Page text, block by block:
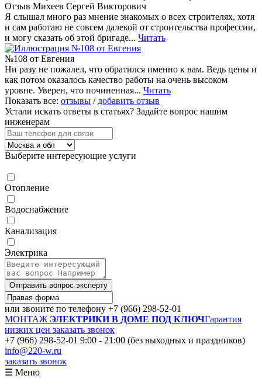
Отзыв Михеев Сергей Викторович
Я слышал много раз мнение знакомых о всех строителях, хотя
и сам работаю не совсем далекой от строительства профессии,
и могу сказать об этой бригаде... Читать
№108 от Евгения
Ни разу не пожалел, что обратился именно к вам. Ведь цены и
как потом оказалось качество работы на очень высоком
уровне. Уверен, что починенная... Читать
Показать все: отзывы / добавить отзыв
Устали искать ответы в статьях? Задайте вопрос нашим
инженерам
Выберите интересующие услуги
Отопление
Водоснабжение
Канализация
Электрика
Отправить вопрос эксперту
или звоните по телефону +7 (966) 298-52-01
МОНТАЖ ЭЛЕКТРИКИ В ДОМЕ ПОД КЛЮЧГарантия
низких цен заказать звонок
+7 (966) 298-52-01 9:00 - 21:00 (без выходных и праздников)
info@220-w.ru
заказать звонок
☰ Меню